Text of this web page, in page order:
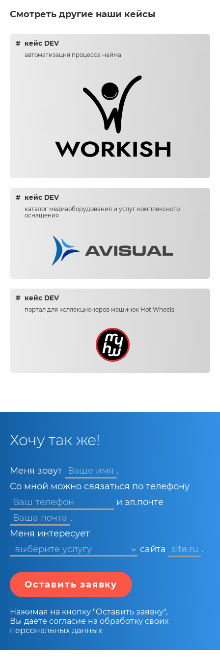
Смотреть другие наши кейсы
кейс DEV
автоматизация процесса найма
кейс DEV
каталог медиаоборудования и услуг комплексного
оснащения
кейс DEV
портал для коллекционеров машинок Hot Wheels
Хочу так же!
Меня зовут Ваше имя .
Со мной можно связаться по телефону
и эл.почте
Ваша почта .
Меня интересует
сайта site.ru .
Оставить заявку
Нажимая на кнопку "Оставить заявку",
Вы даете согласие на обработку своих
персональных данных